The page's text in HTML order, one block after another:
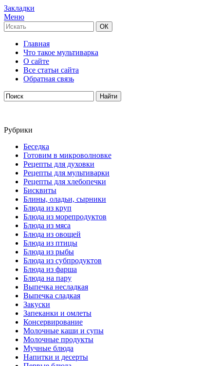
Закладки
Меню
Главная
Что такое мультиварка
О сайте
Все статьи сайта
Обратная связь
Рубрики
Беседка
Готовим в микроволновке
Рецепты для духовки
Рецепты для мультиварки
Рецепты для хлебопечки
Бисквиты
Блины, оладьи, сырники
Блюда из круп
Блюда из морепродуктов
Блюда из мяса
Блюда из овощей
Блюда из птицы
Блюда из рыбы
Блюда из субпродуктов
Блюда из фарша
Блюда на пару
Выпечка несладкая
Выпечка сладкая
Закуски
Запеканки и омлеты
Консервирование
Молочные каши и супы
Молочные продукты
Мучные блюда
Напитки и десерты